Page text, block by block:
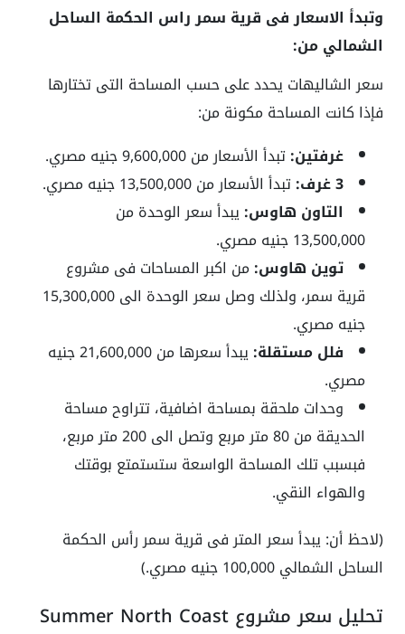
وتبدأ الاسعار فى قرية سمر راس الحكمة الساحل
الشمالي من:
سعر الشاليهات يحدد على حسب المساحة التى تختارها
فإذا كانت المساحة مكونة من:
غرفتين:تبدأ الأسعار من 9,600,000 جنيه مصري.
3 غرف:
تبدأ الأسعار من 13,500,000 جنيه مصري.
التاون هاوس:يبدأ سعر الوحدة من
13,500,000 جنيه مصري.
توين هاوس: من اكبر المساحات فى مشروع
قرية سمر، ولذلك وصل سعر الوحدة الى 15,300,000
جنيه مصري.
فلل مستقلة:
يبدأ سعرها من 21,600,000 جنيه
مصري.
وحدات ملحقة بمساحة اضافية، تتراوح مساحة
الحديقة من 80 متر مربع وتصل الى 200 متر مربع،
فبسبب تلك المساحة الواسعة ستستمتع بوقتك
والهواء النقي.
(لاحظ أن: يبدأ سعر المتر فى قرية سمر رأس الحكمة
الساحل الشمالي 100,000 جنيه مصري.)
تحليل سعر مشروع Summer North Coast